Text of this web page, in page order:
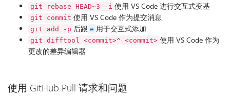
git rebase HEAD~3 -i 使用 VS Code 进行交互式变基
git commit 使用 VS Code 作为提交消息
git add -p 后跟 e 用于交互式添加
git difftool <commit>^ <commit> 使用 VS Code 作为
更改的差异编辑器
使用 GitHub Pull 请求和问题